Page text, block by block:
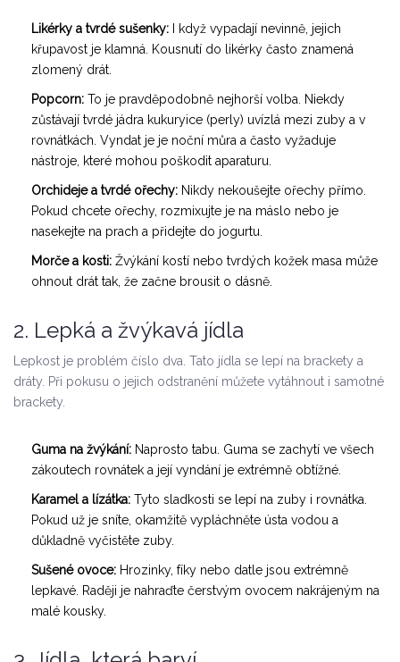
Likérky a tvrdé sušenky: I když vypadají nevinně, jejich
křupavost je klamná. Kousnutí do likérky často znamená
zlomený drát.
Popcorn: To je pravděpodobně nejhorší volba. Niekdy
zůstávají tvrdé jádra kukuryice (perly) uvízlá mezi zuby a v
rovnátkách. Vyndat je je noční můra a často vyžaduje
nástroje, které mohou poškodit aparaturu.
Orchideje a tvrdé ořechy: Nikdy nekoušejte ořechy přímo.
Pokud chcete ořechy, rozmixujte je na máslo nebo je
nasekejte na prach a přidejte do jogurtu.
Morče a kosti: Žvýkání kostí nebo tvrdých kožek masa může
ohnout drát tak, že začne brousit o dásně.
2. Lepká a žvýkavá jídla
Lepkost je problém číslo dva. Tato jídla se lepí na brackety a
dráty. Při pokusu o jejich odstranění můžete vytáhnout i samotné
brackety.
Guma na žvýkání: Naprosto tabu. Guma se zachytí ve všech
zákoutech rovnátek a její vyndání je extrémně obtížné.
Karamel a lízátka: Tyto sladkosti se lepí na zuby i rovnátka.
Pokud už je sníte, okamžitě vypláchněte ústa vodou a
důkladně vyčistěte zuby.
Sušené ovoce: Hrozinky, fíky nebo datle jsou extrémně
lepkavé. Raději je nahraďte čerstvým ovocem nakrájeným na
malé kousky.